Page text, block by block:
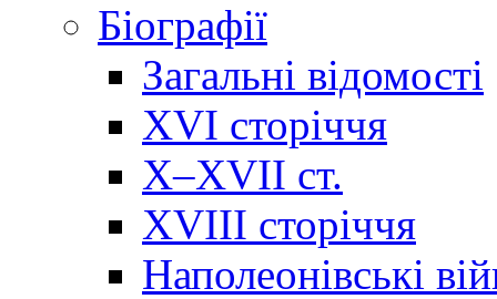
Біографії
Загальні відомості
XVI сторіччя
X–XVII ст.
XVIII сторіччя
Наполеонівські